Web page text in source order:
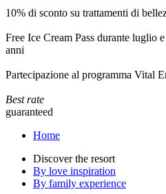
10% di sconto su trattamenti di
Free Ice Cream Pass durante luglio
anni
Partecipazione al programma Vital
Best rate
guaranteed
Home
Discover the resort
By love inspiration
By family experience